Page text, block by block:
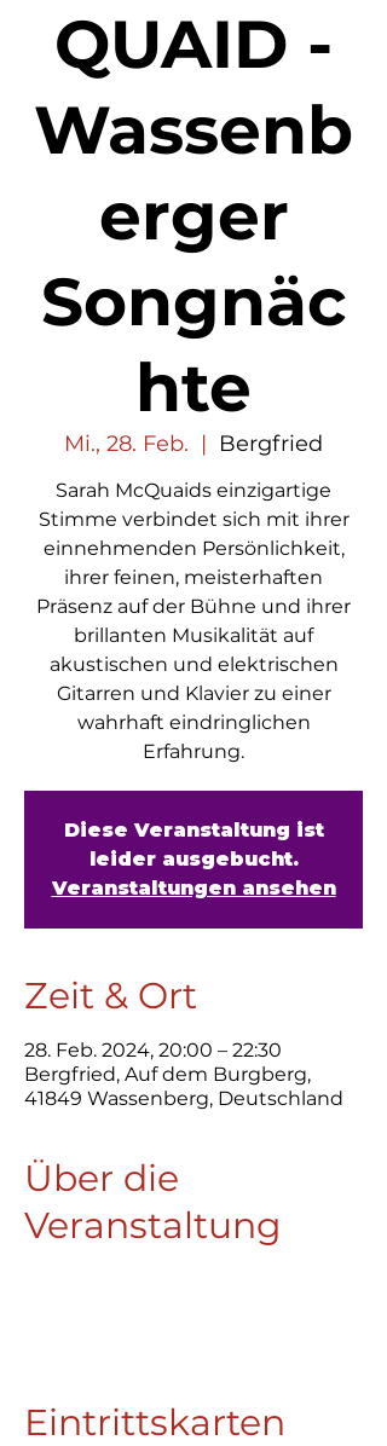
QUAID -
Wassenb
erger
Songnäc
hte
Mi., 28. Feb.
  |
Bergfried
Sarah McQuaids einzigartige
Stimme verbindet sich mit ihrer
einnehmenden Persönlichkeit,
ihrer feinen, meisterhaften
Präsenz auf der Bühne und ihrer
brillanten Musikalität auf
akustischen und elektrischen
Gitarren und Klavier zu einer
wahrhaft eindringlichen
Erfahrung.
Diese Veranstaltung ist
leider ausgebucht.
Veranstaltungen ansehen
Zeit & Ort
28. Feb. 2024, 20:00 – 22:30
Bergfried, Auf dem Burgberg,
41849 Wassenberg, Deutschland
Über die
Veranstaltung
Eintrittskarten